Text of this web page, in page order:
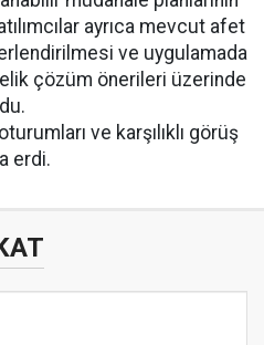
ayrıca mevcut afet
ve uygulamada
çözüm önerileri üzerinde
ve karşılıklı görüş
erdi.